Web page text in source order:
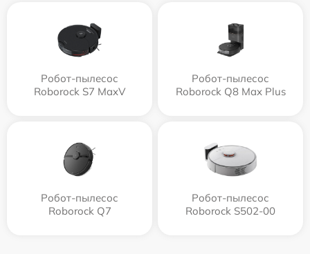
Робот-пылесос
Roborock S7 MaxV
Робот-пылесос
Roborock Q8 Max Plus
Робот-пылесос
Roborock Q7
Робот-пылесос
Roborock S502-00